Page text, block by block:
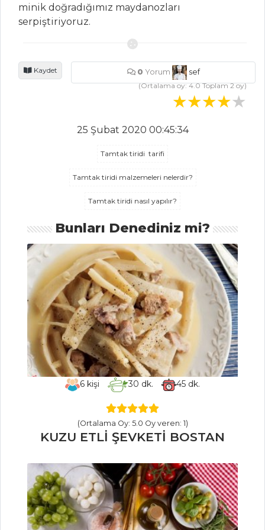
Reyhan Şerbeti
Şerbeti
Orman meyveli
nasıl yapılır?
En pratik zırh
salatası tarifi
Nefis peynirli
kroket tarifi
Masterchef Tüm
Tarifleri
BALIK
YEMEKLERI
Kağıtta Narlı
Deniz Börülceli
Sardalye Dolma
Çiğ Levrek
Balık Yemekleri
Tüm Tarifleri
minik doğradığımız maydanozları
serpiştiriyoruz.
Kaydet 0 Yorum
sef
(Ortalama oy:4.0Toplam2oy)
25 Şubat 2020 00:45:34
Tamtak tiridi tarifi
Tamtak tiridi malzemeleri nelerdir?
Tamtak tiridi nasıl yapılır?
Bunları Denediniz mi?
6 kişi 30 dk. 45dk.
(Ortalama Oy: 5.0 Oy veren: 1)
KUZU ETLİ ŞEVKETİ BOSTAN